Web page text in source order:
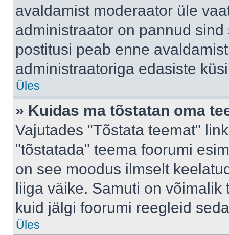
avaldamist moderaator üle
administraator on pannud
postitusi peab enne
administraatoriga edasiste
Üles
» Kuidas ma tõstatan oma
Vajutades "Tõstata teemat"
"tõstatada" teema foorumi
on see moodus ilmselt
liiga väike. Samuti on
kuid jälgi foorumi reegleid
Üles